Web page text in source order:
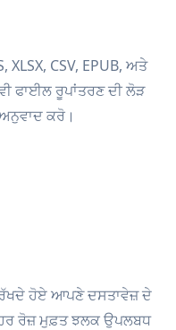
XLSX, CSV, EPUB, ਅਤੇ
ਫਾਈਲ ਰੂਪਾਂਤਰਣ ਦੀ ਲੋੜ
ਕਰੋ।
ਹੋਏ ਆਪਣੇ ਦਸਤਾਵੇਜ਼ ਦੇ
ਰੋਜ਼ ਮੁਫ਼ਤ ਝਲਕ ਉਪਲਬਧ